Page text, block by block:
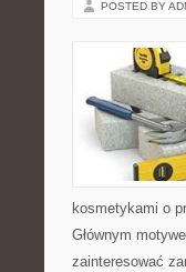
POSTED BY
kosmetykami o
Głównym
zainteresować